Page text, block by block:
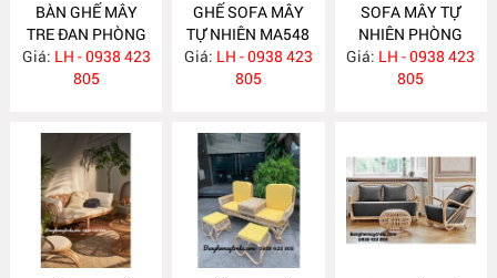
BÀN GHẾ MÂY
TRE ĐAN PHÒNG
KHÁCH MA549
Giá: LH - 0938 423
805
GHẾ SOFA MÂY
TỰ NHIÊN MA548
Giá: LH - 0938 423
805
SOFA MÂY TỰ
NHIÊN PHÒNG
KHÁCH MA547
Giá: LH - 0938 423
805